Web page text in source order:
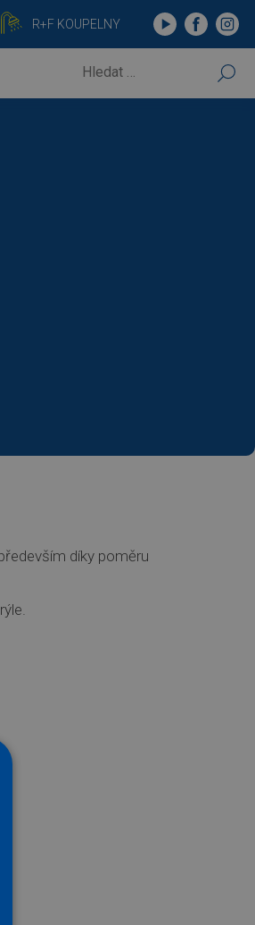
R+F KOUPELNY
VYHLEDÁVÁNÍ
díky poměru